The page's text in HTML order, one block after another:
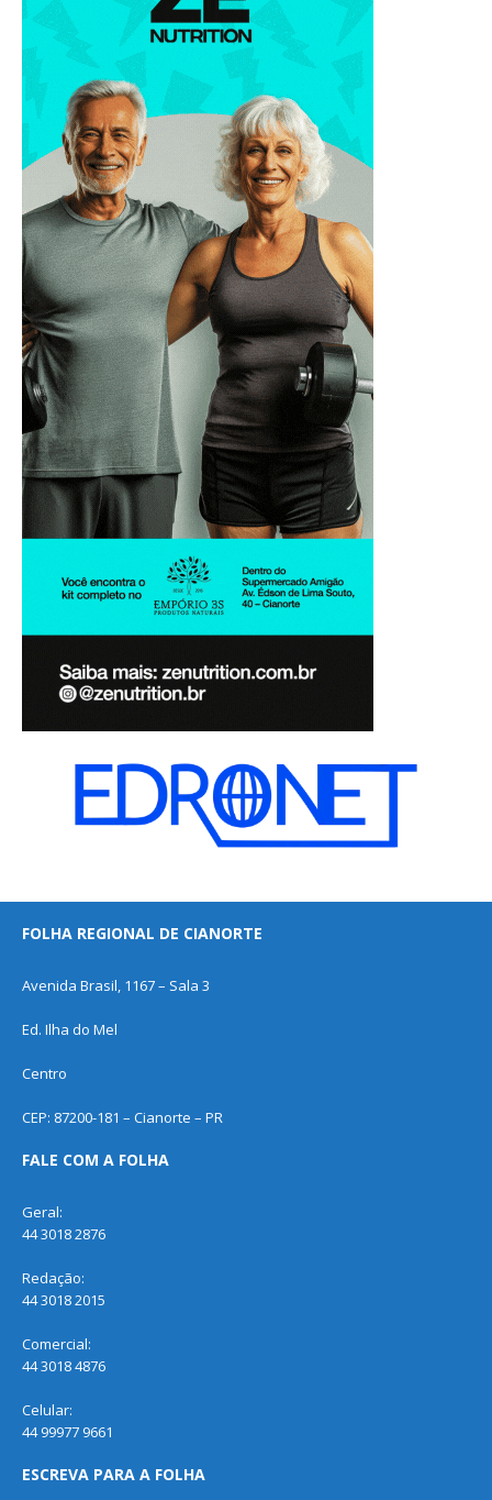
FOLHA REGIONAL DE CIANORTE
Avenida Brasil, 1167 – Sala 3
Ed. Ilha do Mel
Centro
CEP: 87200-181 – Cianorte – PR
FALE COM A FOLHA
Geral:
44 3018 2876
Redação:
44 3018 2015
Comercial:
44 3018 4876
Celular:
44 99977 9661
ESCREVA PARA A FOLHA